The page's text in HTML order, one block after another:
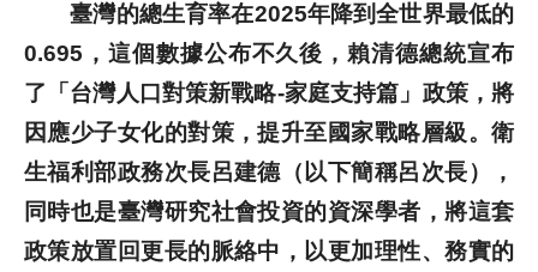
人物專訪
好書推薦
各期季刊
歷史文獻
臺灣的總生育率在2025年降到全世界最低的
0.695，這個數據公布不久後，賴清德總統宣布
了「台灣人口對策新戰略-家庭支持篇」政策，將
因應少子女化的對策，提升至國家戰略層級。衛
生福利部政務次長呂建德（以下簡稱呂次長），
同時也是臺灣研究社會投資的資深學者，將這套
政策放置回更長的脈絡中，以更加理性、務實的